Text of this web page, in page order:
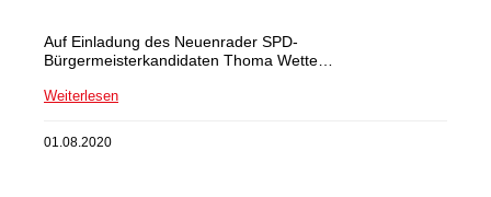
Auf Einladung des Neuenrader SPD-
Bürgermeisterkandidaten Thoma Wette…
Weiterlesen
01.08.2020